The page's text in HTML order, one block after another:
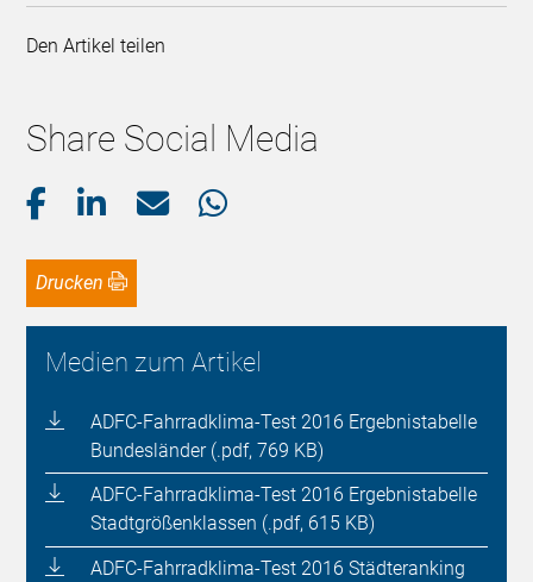
Den Artikel teilen
Share Social Media
Drucken
Medien zum Artikel
ADFC-Fahrradklima-Test 2016 Ergebnistabelle
Bundesländer (.pdf, 769 KB)
ADFC-Fahrradklima-Test 2016 Ergebnistabelle
Stadtgrößenklassen (.pdf, 615 KB)
ADFC-Fahrradklima-Test 2016 Städteranking